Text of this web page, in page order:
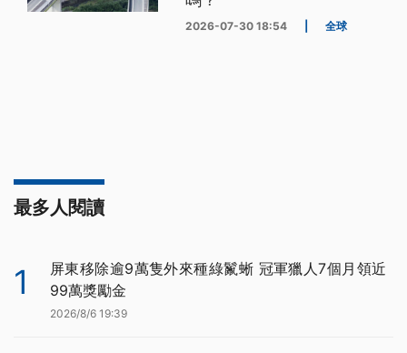
2026-07-30 18:54 全球
最多人閱讀
1
屏東移除逾9萬隻外來種綠鬣蜥 冠軍獵人7個月領近
99萬獎勵金
2026/8/6 19:39